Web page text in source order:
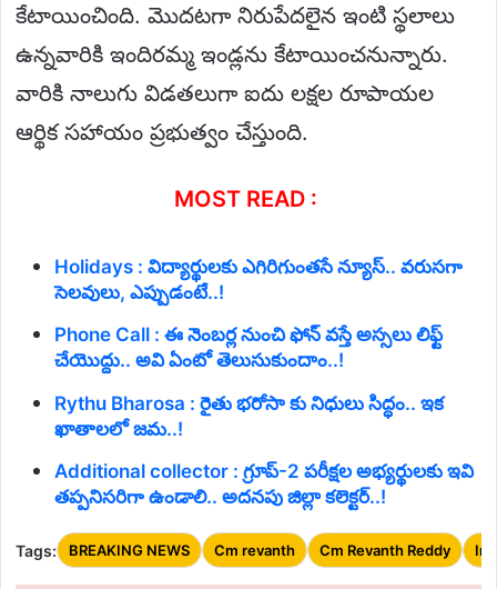
కేటాయించింది. మొదటగా నిరుపేదలైన ఇంటి స్థలాలు
ఉన్నవారికి ఇందిరమ్మ ఇండ్లను కేటాయించనున్నారు.
వారికి నాలుగు విడతలుగా ఐదు లక్షల రూపాయల
ఆర్థిక సహాయం ప్రభుత్వం చేస్తుంది.
MOST READ :
Holidays : విద్యార్థులకు ఎగిరిగుంతసే న్యూస్.. వరుసగా
సెలవులు, ఎప్పుడంటే..!
Phone Call : ఈ నెంబర్ల నుంచి ఫోన్ వస్తే అస్సలు లిఫ్ట్
చేయొద్దు.. అవి ఏంటో తెలుసుకుందాం..!
Rythu Bharosa : రైతు భరోసా కు నిధులు సిద్ధం.. ఇక
ఖాతాలలో జమ..!
Additional collector : గ్రూప్-2 పరీక్షల అభ్యర్థులకు ఇవి
తప్పనిసరిగా ఉండాలి.. అదనపు జిల్లా కలెక్టర్..!
Tags: BREAKING NEWS Cm revanth Cm Revanth Reddy